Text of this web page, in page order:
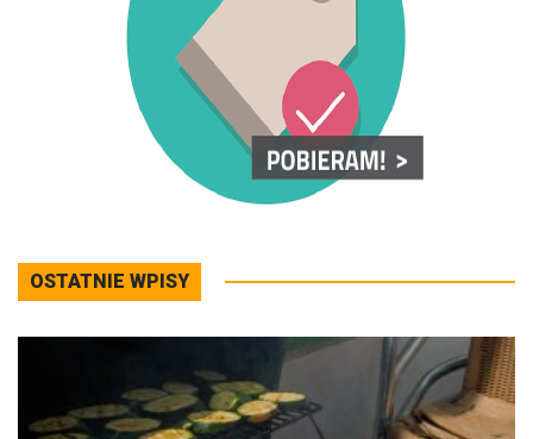
OSTATNIE WPISY